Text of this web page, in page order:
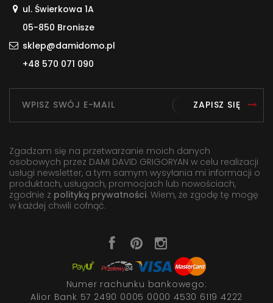
ul. Świerkowa 1A
05-850 Bronisze
sklep@damidomo.pl
+48 570 071 090
ZAPISZ SIĘ
Zgadzam się na przetwarzanie moich danych
osobowych przez DAMI DAVID GRIGORYAN w celu realizacji
usługi newsletter, a tym samym wysyłania mi informacji o
produktach, usługach, promocjach lub nowościach,
zgodnie z polityką prywatności. Wiem, że zgodę tę mogę
w każdej chwili cofnąć.
Numer rachunku bankowego:
Alior Bank 57 2490 0005 0000 4530 6119 4222